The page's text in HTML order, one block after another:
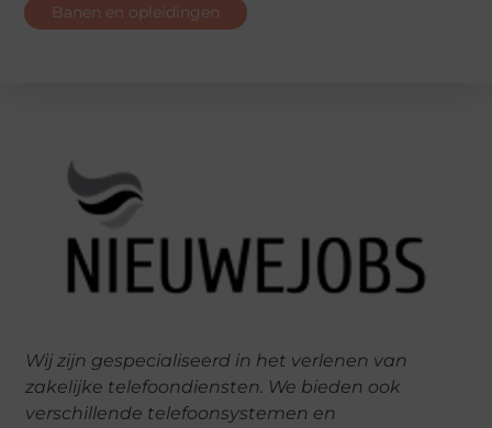
Banen en opleidingen
Wij zijn gespecialiseerd in het verlenen van
zakelijke telefoondiensten. We bieden ook
verschillende telefoonsystemen en